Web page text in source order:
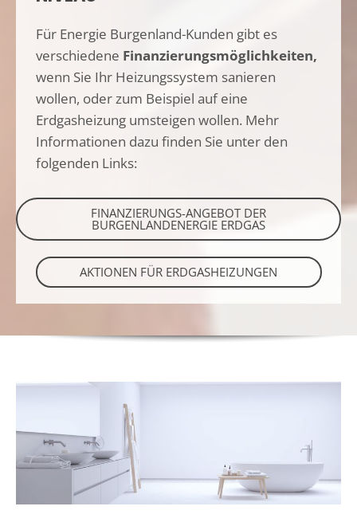
Für Energie Burgenland-Kunden gibt es
verschiedene Finanzierungsmöglichkeiten,
wenn Sie Ihr Heizungssystem sanieren
wollen, oder zum Beispiel auf eine
Erdgasheizung umsteigen wollen. Mehr
Informationen dazu finden Sie unter den
folgenden Links:
FINANZIERUNGS-ANGEBOT DER
BURGENLANDENERGIE ERDGAS
AKTIONEN FÜR ERDGASHEIZUNGEN